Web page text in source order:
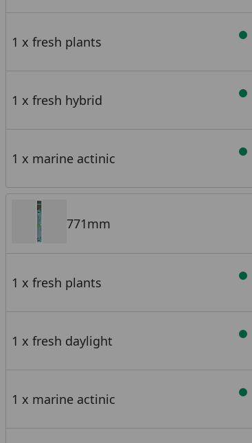
1 x fresh plants
1 x fresh hybrid
1 x marine actinic
771mm
1 x fresh plants
1 x fresh daylight
1 x marine actinic